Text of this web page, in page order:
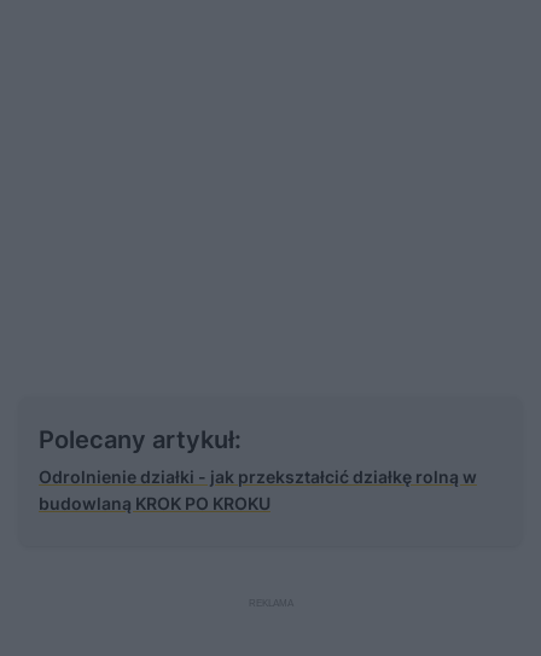
Polecany artykuł:
Odrolnienie działki - jak przekształcić działkę rolną w
budowlaną KROK PO KROKU